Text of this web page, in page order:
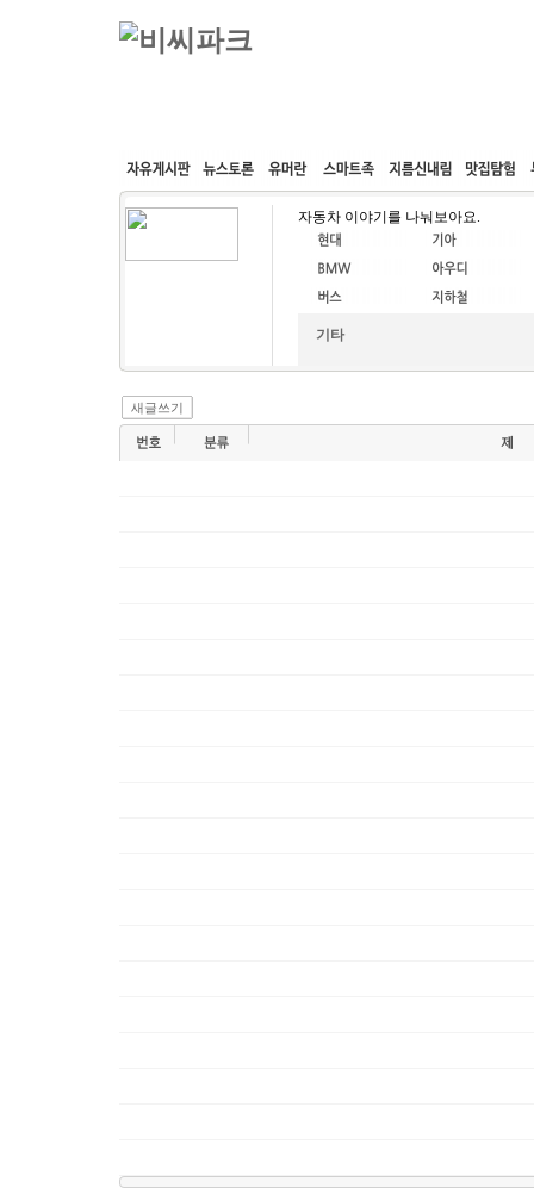
커뮤니티 속도패치 웹호스팅 공동구매
자동차 이야기를 나눠보아요.
기타
새글쓰기